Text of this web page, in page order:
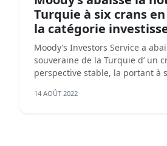
Turquie à six crans
la catégorie
Moody’s Investors Service a
souveraine de la Turquie d’ un
perspective stable, la portant à
14 AOÛT 2022